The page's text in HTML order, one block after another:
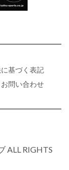
基づく表記
お問い合わせ
ALL RIGHTS